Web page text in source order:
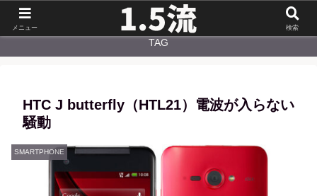
TAG
HTC J butterfly（HTL21）電波が入らない
騒動
SMARTPHONE
メニュー 検索